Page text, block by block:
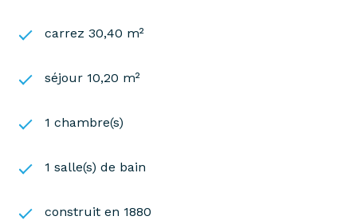
carrez 30,40 m²
séjour 10,20 m²
1 chambre(s)
1 salle(s) de bain
construit en 1880